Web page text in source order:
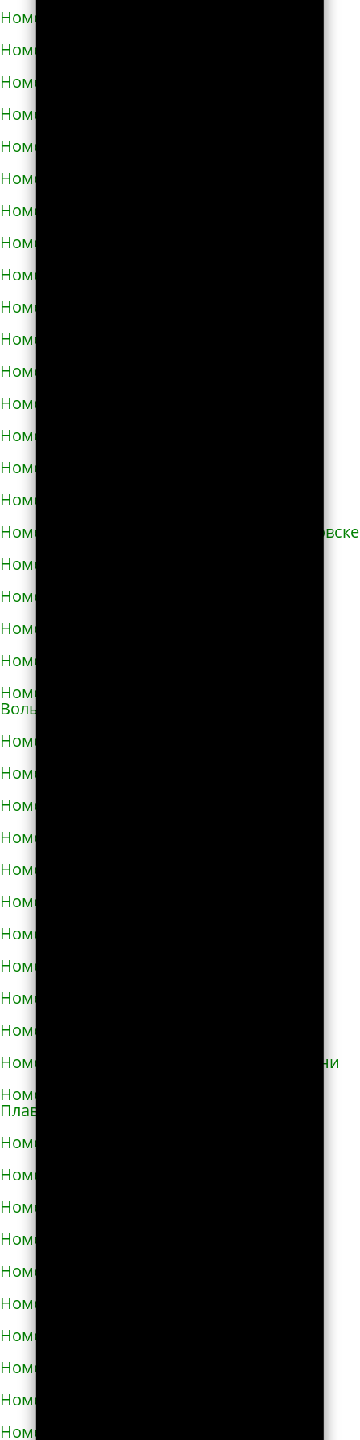
Номера телефонов такси в Болехове
Номера телефонов такси в Борзне
Номера телефонов такси в Бориславе
Номера телефонов такси в Борисполе
Номера телефонов такси в Бородянке
Номера телефонов такси в Борщёве
Номера телефонов такси в Боярке
Номера телефонов такси в Броварах
Номера телефонов такси в Бродах
Номера телефонов такси в Бурштыне
Номера телефонов такси в Буче
Номера телефонов такси в Бучаче
Номера телефонов такси в Вараше
Номера телефонов такси в Васильевке
Номера телефонов такси в Василькове
Номера телефонов такси в Ватутино
Номера телефонов такси в Верхнеднепровске
Номера телефонов такси в Винниках
Номера телефонов такси в Виннице
Номера телефонов такси в Виноградове
Номера телефонов такси в Вишнёвом
Номера телефонов такси во Владимире-
Волынском
Номера телефонов такси в Вознесенске
Номера телефонов такси в Волочиске
Номера телефонов такси в Вольногорске
Номера телефонов такси в Вольнянске
Номера телефонов такси в Вышгороде
Номера телефонов такси в Гайвороне
Номера телефонов такси в Гайсине
Номера телефонов такси в Геническе
Номера телефонов такси в Глухове
Номера телефонов такси в Гнивани
Номера телефонов такси в Голой Пристани
Номера телефонов такси в Горишних
Плавнях
Номера телефонов такси в Городище
Номера телефонов такси в Городке
Номера телефонов такси в Городке
Номера телефонов такси в Гостомеле
Номера телефонов такси в Гребёнке
Номера телефонов такси в Дергачах
Номера телефонов такси в Днепре
Номера телефонов такси в Долине
Номера телефонов такси в Дрогобыче
Номера телефонов такси в Дублянах